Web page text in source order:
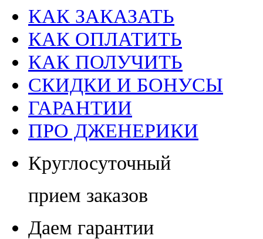
КАК ЗАКАЗАТЬ
КАК ОПЛАТИТЬ
КАК ПОЛУЧИТЬ
СКИДКИ И БОНУСЫ
ГАРАНТИИ
ПРО ДЖЕНЕРИКИ
Круглосуточный
прием заказов
Даем гарантии